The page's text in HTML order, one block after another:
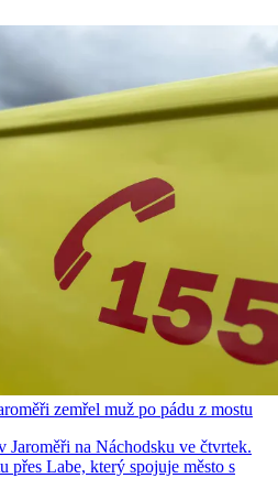
zemřel muž po pádu z mostu
Jaroměři na Náchodsku ve čtvrtek.
přes Labe, který spojuje město s